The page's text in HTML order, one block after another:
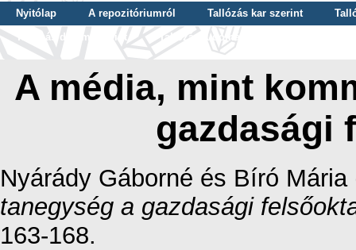
Nyitólap A repozitóriumról Tallózás kar szerint
Tallózás dátum szerint
Tallózás tudományterület szerint
A média, mint
gazdasági
Nyárády Gáborné és Bíró Mária
tanegység a gazdasági
163-168.